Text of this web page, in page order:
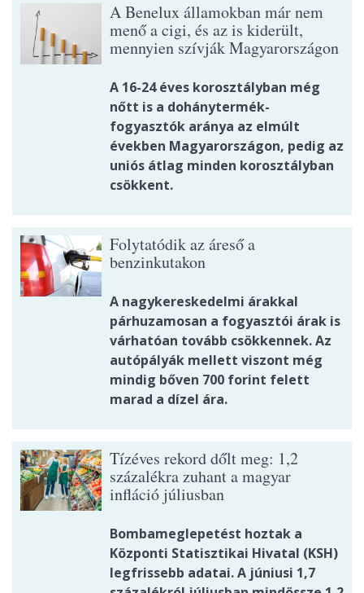
A Benelux államokban már nem
menő a cigi, és az is kiderült,
mennyien szívják Magyarországon
A 16-24 éves korosztályban még
nőtt is a dohánytermék-
fogyasztók aránya az elmúlt
években Magyarországon, pedig az
uniós átlag minden korosztályban
csökkent.
Folytatódik az áreső a
benzinkutakon
A nagykereskedelmi árakkal
párhuzamosan a fogyasztói árak is
várhatóan tovább csökkennek. Az
autópályák mellett viszont még
mindig bőven 700 forint felett
marad a dízel ára.
Tízéves rekord dőlt meg: 1,2
százalékra zuhant a magyar
infláció júliusban
Bombameglepetést hoztak a
Központi Statisztikai Hivatal (KSH)
legfrissebb adatai. A júniusi 1,7